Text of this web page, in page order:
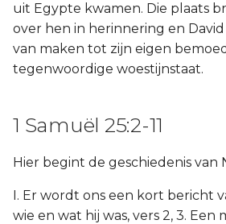
uit Egypte kwamen. Die plaats
over hen in herinnering en
van maken tot zijn eigen
tegenwoordige woestijnstaat.
1 Samuël 25:2-11
Hier begint de geschiedenis van
I. Er wordt ons een kort bericht
wie en wat hij was, vers 2, 3. Een